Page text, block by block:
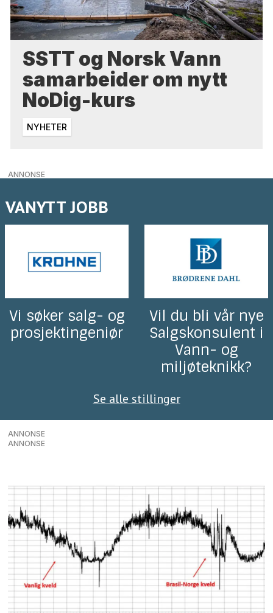
SSTT og Norsk Vann
samarbeider om nytt
NoDig-kurs
NYHETER
ANNONSE
VANYTT JOBB
Vi søker salg- og
prosjektingeniør
Vil du bli vår nye
Salgskonsulent i
Vann- og
miljøteknikk?
Se alle stillinger
ANNONSE
ANNONSE